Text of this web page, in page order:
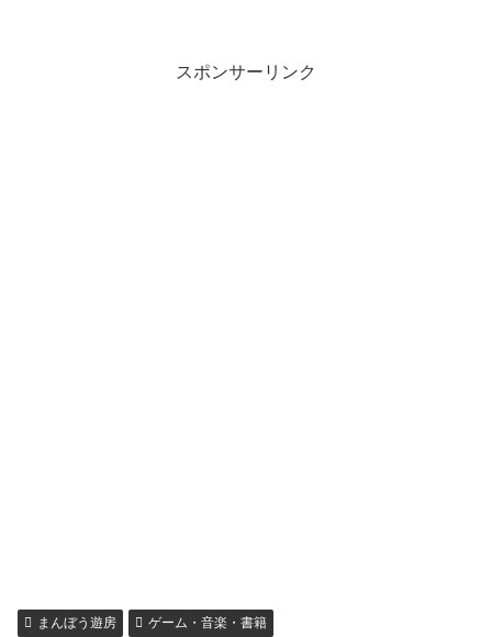
スポンサーリンク
まんぼう遊房 ゲーム・音楽・書籍